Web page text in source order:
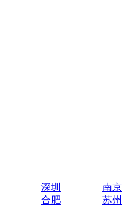
深圳
南京
合肥
苏州